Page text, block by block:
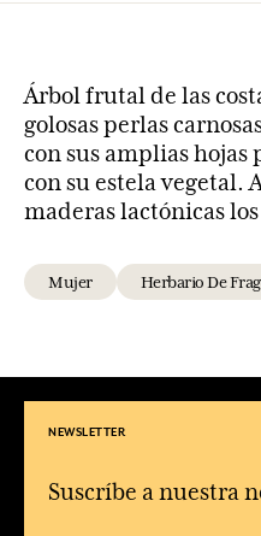
Árbol frutal de las
golosas perlas
con sus amplias hojas
con su estela vegetal.
maderas lactónicas
Mujer Herbario De
NEWSLETTER
Suscríbe a nuestra